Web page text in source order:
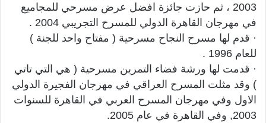
2003 ، ثم حازت جائزة افضل عرض مسرحي للمجاميع
في مهرجان القاهرة الدولي للمسرح التجريبي 2004 .
· قدم لها مسرح النجاح مسرحية ( مفتاح واحد للجنة )
للعام 1996 .
· قدمت لها ورشة فضاء التمرين مسرحية ( هي التي تاتي
) وقد مثلت المسرح العراقي في مهرجان الفجيرة الدولي
الاول وفي مهرجان المسرح العربي في القاهرة للسنوات
2003, وفي القاهرة في عام 2005.